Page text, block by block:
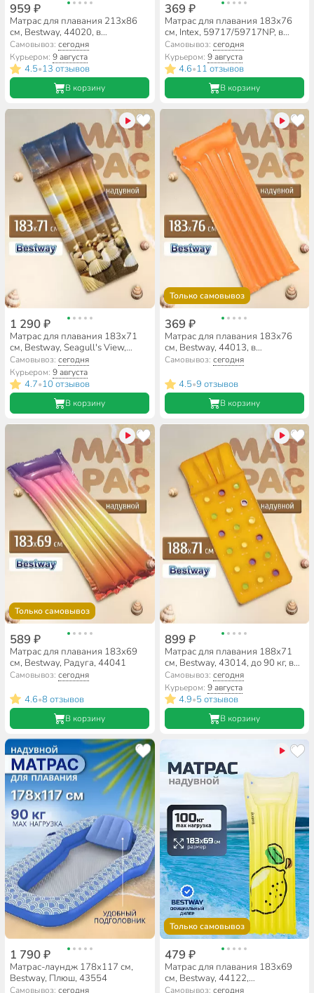
959 ₽
Матрас для плавания 213х86
см, Bestway, 44020, в
ассортименте
Самовывоз:сегодня
Курьером:9 августа
4.5•13 отзывов
В корзину
369 ₽
Матрас для плавания 183х76
см, Intex, 59717/59717NP, в
ассортименте
Самовывоз: сегодня
Курьером: 9 августа
4.6•11 отзывов
В корзину
1 290 ₽
Матрас для плавания 183х71
см, Bestway, Seagull's View,
43416, в ассортименте
Самовывоз:сегодня
Курьером:9 августа
4.7•10 отзывов
В корзину
Только самовывоз
369 ₽
Матрас для плавания 183х76
см, Bestway, 44013, в
ассортименте
Самовывоз: сегодня
4.5•9 отзывов
В корзину
Только самовывоз
589 ₽
Матрас для плавания 183х69
см, Bestway, Радуга, 44041
Самовывоз:сегодня
4.6•8 отзывов
В корзину
899 ₽
Матрас для плавания 188х71
см, Bestway, 43014, до 90 кг, в
ассортименте
Самовывоз: сегодня
Курьером: 9 августа
4.9•5 отзывов
В корзину
1 790 ₽
Матрас-лаундж 178х117 см,
Bestway, Плюш, 43554
Самовывоз:сегодня
Только самовывоз
479 ₽
Матрас для плавания 183х69
см, Bestway, 44122,
ремкомплект
Самовывоз: сегодня